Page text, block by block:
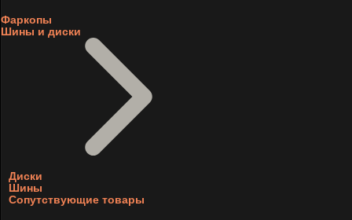
Фаркопы
Шины и диски
Диски
Шины
Сопутствующие товары